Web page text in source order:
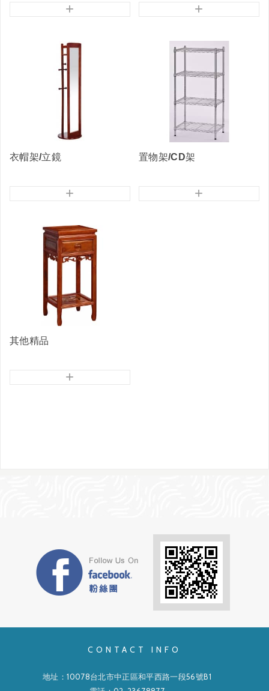
+ +
衣帽架/立鏡
+
置物架/CD架
+
其他精品
+
CONTACT INFO
地址：10078台北市中正區和平西路一段56號B1